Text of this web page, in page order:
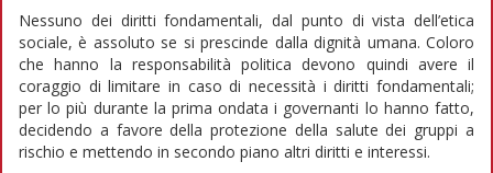
Nessuno dei diritti fondamentali, dal punto di vista dell’etica
sociale, è assoluto se si prescinde dalla dignità umana. Coloro
che hanno la responsabilità politica devono quindi avere il
coraggio di limitare in caso di necessità i diritti fondamentali;
per lo più durante la prima ondata i governanti lo hanno fatto,
decidendo a favore della protezione della salute dei gruppi a
rischio e mettendo in secondo piano altri diritti e interessi.